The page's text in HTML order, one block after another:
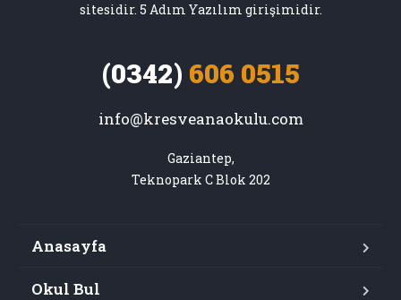
sitesidir. 5 Adım Yazılım girişimidir.
(0342) 606 0515
info@kresveanaokulu.com
Gaziantep,
Teknopark C Blok 202
Anasayfa
Okul Bul